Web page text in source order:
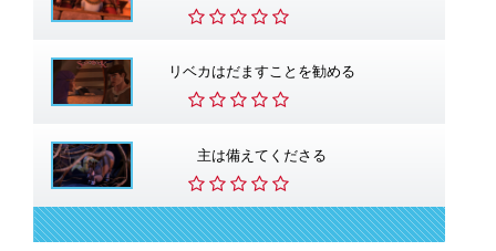
リベカはだますことを勧める
主は備えてくださる